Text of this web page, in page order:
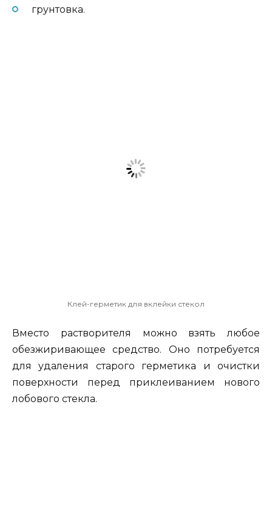
грунтовка.
Клей-герметик для вклейки стекол
Вместо растворителя можно взять любое
обезжиривающее средство. Оно потребуется
для удаления старого герметика и очистки
поверхности перед приклеиванием нового
лобового стекла.